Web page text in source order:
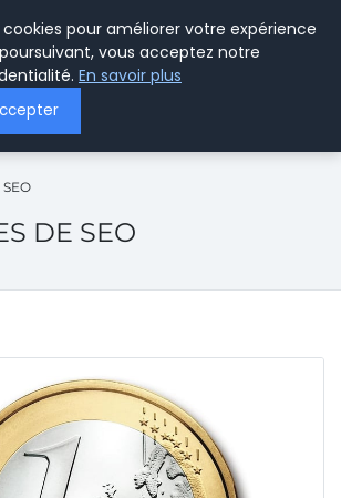
DE SEO
cookies pour améliorer votre expérience
vous acceptez notre
En savoir plus